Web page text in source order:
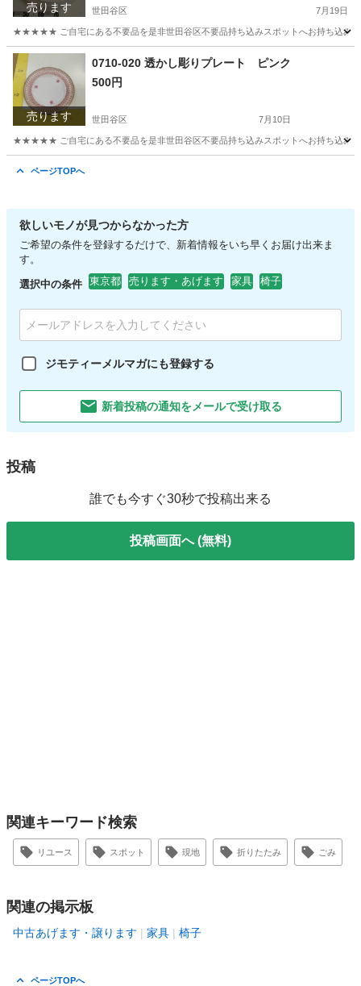
売ります 世田谷区 7月19日
★★★★★ ご自宅にある不要品を是非世田谷区不要品持ち込みスポットへお持ち込みし
東京 世田谷区 照明器具 PortTech
売ります
0710-020 透かし彫りプレート ピンク
500円
世田谷区 7月10日
★★★★★ ご自宅にある不要品を是非世田谷区不要品持ち込みスポットへお持ち込みし
ページTOPへ
欲しいモノが見つからなかった方
ご希望の条件を登録するだけで、新着情報をいち早くお届け出来ま
す。
選択中の条件 東京都 売ります・あげます 家具 椅子
ジモティーメルマガにも登録する
新着投稿の通知をメールで受け取る
投稿
誰でも今すぐ30秒で投稿出来る
投稿画面へ (無料)
関連キーワード検索
リユース スポット 現地 折りたたみ ごみ
関連の掲示板
中古あげます・譲ります 家具 椅子
ページTOPへ